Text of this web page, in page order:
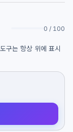
0 / 100
구는 항상 위에 표시